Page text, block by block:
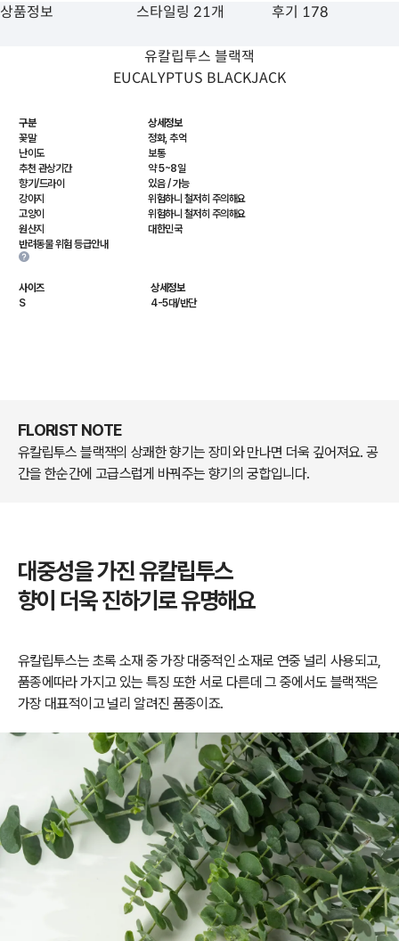
상품정보 스타일링 21개 후기 178
유칼립투스 블랙잭
EUCALYPTUS BLACKJACK
구분
상세정보
꽃말
정화, 추억
난이도
보통
추천 관상기간
약 5~8일
향기/드라이
있음 / 가능
강아지
위험하니 철저히 주의해요
고양이
위험하니 철저히 주의해요
원산지
대한민국
반려동물 위험 등급안내
사이즈
상세정보
S
4-5대/반단
FLORIST NOTE
유칼립투스 블랙잭의 상쾌한 향기는 장미와 만나면 더욱 깊어져요. 공
간을 한순간에 고급스럽게 바꿔주는 향기의 궁합입니다.
대중성을 가진 유칼립투스
향이 더욱 진하기로 유명해요
유칼립투스는 초록 소재 중 가장 대중적인 소재로 연중 널리 사용되고,
품종에따라 가지고 있는 특징 또한 서로 다른데그 중에서도 블랙잭은
가장 대표적이고 널리 알려진 품종이죠.